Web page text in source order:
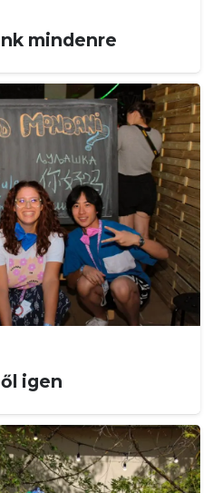
mindenre
igen